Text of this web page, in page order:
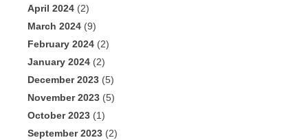
April 2024 (2)
March 2024 (9)
February 2024 (2)
January 2024 (2)
December 2023 (5)
November 2023 (5)
October 2023 (1)
September 2023 (2)